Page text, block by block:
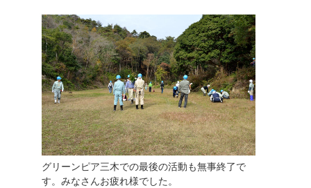
グリーンピア三木での最後の活動も無事終了で
す。みなさんお疲れ様でした。